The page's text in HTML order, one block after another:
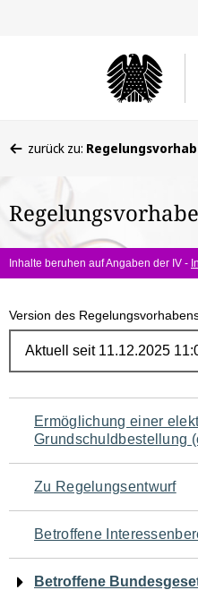
befinden
hier:
zurück zu:
Inhalte beruhen auf Angaben der IV -
Version des
Navigation
für
den
Seiteninhalt
Ermöglichung einer
Grundschuldbestellung
Zu Regelungsentwurf
Betroffene
Betroffene